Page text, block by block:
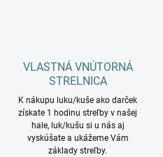
VLASTNÁ VNÚTORNÁ
STRELNICA
K nákupu luku/kuše ako darček
získate 1 hodinu streľby v našej
hale, luk/kušu si u nás aj
vyskúšate a ukážeme Vám
základy streľby.